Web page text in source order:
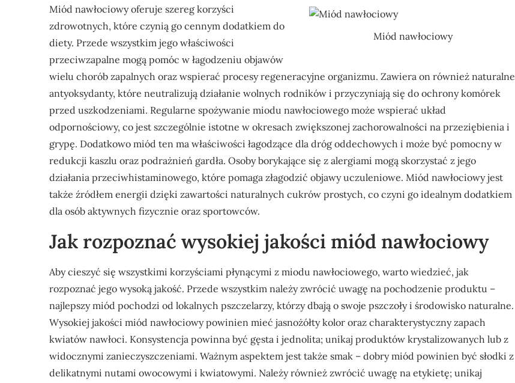
Miód nawłociowy
Miód nawłociowy oferuje szereg korzyści
zdrowotnych, które czynią go cennym dodatkiem do
diety. Przede wszystkim jego właściwości
przeciwzapalne mogą pomóc w łagodzeniu objawów
wielu chorób zapalnych oraz wspierać procesy regeneracyjne organizmu. Zawiera on również naturalne
antyoksydanty, które neutralizują działanie wolnych rodników i przyczyniają się do ochrony komórek
przed uszkodzeniami. Regularne spożywanie miodu nawłociowego może wspierać układ
odpornościowy, co jest szczególnie istotne w okresach zwiększonej zachorowalności na przeziębienia i
grypę. Dodatkowo miód ten ma właściwości łagodzące dla dróg oddechowych i może być pomocny w
redukcji kaszlu oraz podrażnień gardła. Osoby borykające się z alergiami mogą skorzystać z jego
działania przeciwhistaminowego, które pomaga złagodzić objawy uczuleniowe. Miód nawłociowy jest
także źródłem energii dzięki zawartości naturalnych cukrów prostych, co czyni go idealnym dodatkiem
dla osób aktywnych fizycznie oraz sportowców.
Jak rozpoznać wysokiej jakości miód nawłociowy
Aby cieszyć się wszystkimi korzyściami płynącymi z miodu nawłociowego, warto wiedzieć, jak
rozpoznać jego wysoką jakość. Przede wszystkim należy zwrócić uwagę na pochodzenie produktu –
najlepszy miód pochodzi od lokalnych pszczelarzy, którzy dbają o swoje pszczoły i środowisko naturalne.
Wysokiej jakości miód nawłociowy powinien mieć jasnożółty kolor oraz charakterystyczny zapach
kwiatów nawłoci. Konsystencja powinna być gęsta i jednolita; unikaj produktów krystalizowanych lub z
widocznymi zanieczyszczeniami. Ważnym aspektem jest także smak – dobry miód powinien być słodki z
delikatnymi nutami owocowymi i kwiatowymi. Należy również zwrócić uwagę na etykietę; unikaj